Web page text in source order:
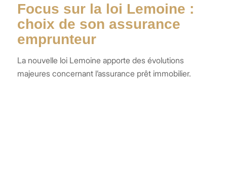
Focus sur la loi Lemoine :
choix de son assurance
emprunteur
La nouvelle loi Lemoine apporte des évolutions
majeures concernant l’assurance prêt immobilier.